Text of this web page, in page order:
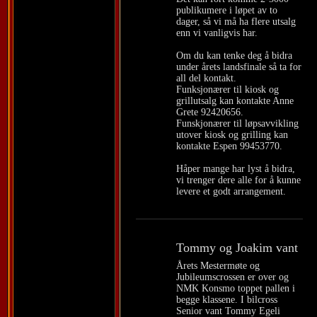
publikumere i løpet av to
dager, så vi må ha flere utsalg
enn vi vanligvis har.
Om du kan tenke deg å bidra
under årets landsfinale så ta for
all del kontakt.
Funksjonærer til kiosk og
grillutsalg kan kontakte Anne
Grete 92420656.
Funskjonærer til løpsavvikling
utover kiosk og grilling kan
kontakte Espen 99453770.
Håper mange har lyst å bidra,
vi trenger dere alle for å kunne
levere et godt arrangement.
Tommy og Joakim vant
Årets Mestermøte og
Jubileumscrossen er over og
NMK Konsmo toppet pallen i
begge klassene. I bilcross
Senior vant Tommy Egeli